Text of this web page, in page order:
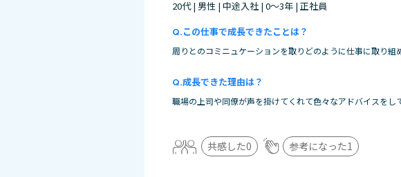
20代 | 男性 | 中途入社 | 0～3年 | 正社員
この仕事で成長できたことは？
周りとのコミニュケーションを取りどのように仕事に取り
成長できた理由は？
職場の上司や同僚が声を掛けてくれて色々なアドバイスを
共感した0 参考になった1